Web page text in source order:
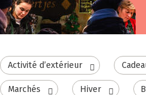
Activité d’extérieur
Marchés Hiver